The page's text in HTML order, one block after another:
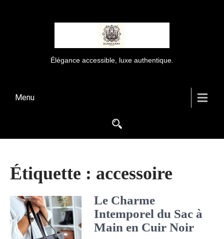
Élégance accessible, luxe authentique.
Menu
Étiquette : accessoire
Le Charme
Intemporel du Sac à
Main en Cuir Noir